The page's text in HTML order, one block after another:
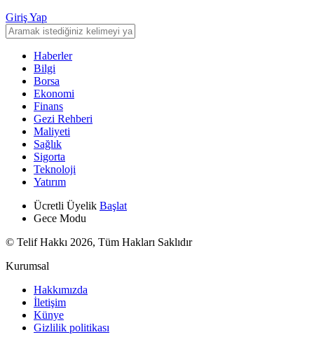
Giriş Yap
Haberler
Bilgi
Borsa
Ekonomi
Finans
Gezi Rehberi
Maliyeti
Sağlık
Sigorta
Teknoloji
Yatırım
Ücretli Üyelik Başlat
Gece Modu
© Telif Hakkı 2026, Tüm Hakları Saklıdır
Kurumsal
Hakkımızda
İletişim
Künye
Gizlilik politikası